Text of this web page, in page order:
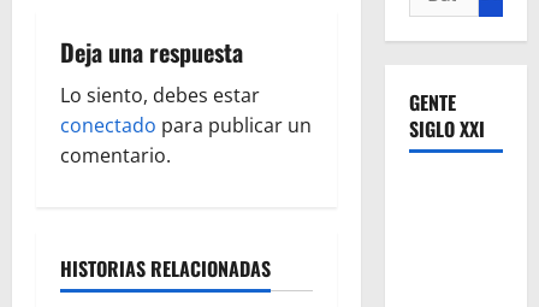
c
i
ó
e
Deja una respuesta
Lo siento, debes estar
conectado para publicar un
comentario.
HISTORIAS RELACIONADAS
GENTE
SIGLO XXI